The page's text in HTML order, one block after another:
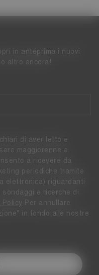
in anteprima i nuovi
altro ancora!
di aver letto e
maggiorenne e
a ricevere da
periodiche tramite
elettronica) riguardanti
e ricerche di
Policy Per annullare
in fondo alle nostre